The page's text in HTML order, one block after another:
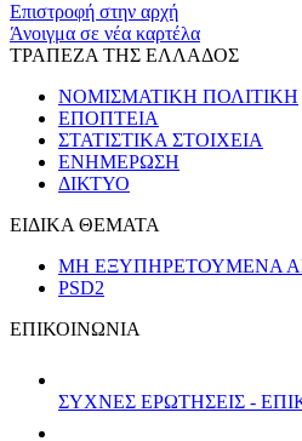
Επιστροφή στην αρχή
Άνοιγμα σε νέα καρτέλα
ΤΡΑΠΕΖΑ ΤΗΣ ΕΛΛΑΔΟΣ
ΝΟΜΙΣΜΑΤΙΚΗ ΠΟΛΙΤΙΚΗ
ΕΠΟΠΤΕΙΑ
ΣΤΑΤΙΣΤΙΚΑ ΣΤΟΙΧΕΙΑ
ΕΝΗΜΕΡΩΣΗ
ΔΙΚΤΥΟ
ΕΙΔΙΚΑ ΘΕΜΑΤΑ
ΜΗ ΕΞΥΠΗΡΕΤΟΥΜΕΝΑ
PSD2
ΕΠΙΚΟΙΝΩΝΙΑ
ΣΥΧΝΕΣ ΕΡΩΤΗΣΕΙΣ -